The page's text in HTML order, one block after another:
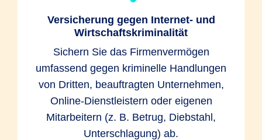
Versicherung gegen Internet- und
Wirtschaftskriminalität
Sichern Sie das Firmenvermögen
umfassend gegen kriminelle Handlungen
von Dritten, beauftragten Unternehmen,
Online-Dienstleistern oder eigenen
Mitarbeitern (z. B. Betrug, Diebstahl,
Unterschlagung) ab.